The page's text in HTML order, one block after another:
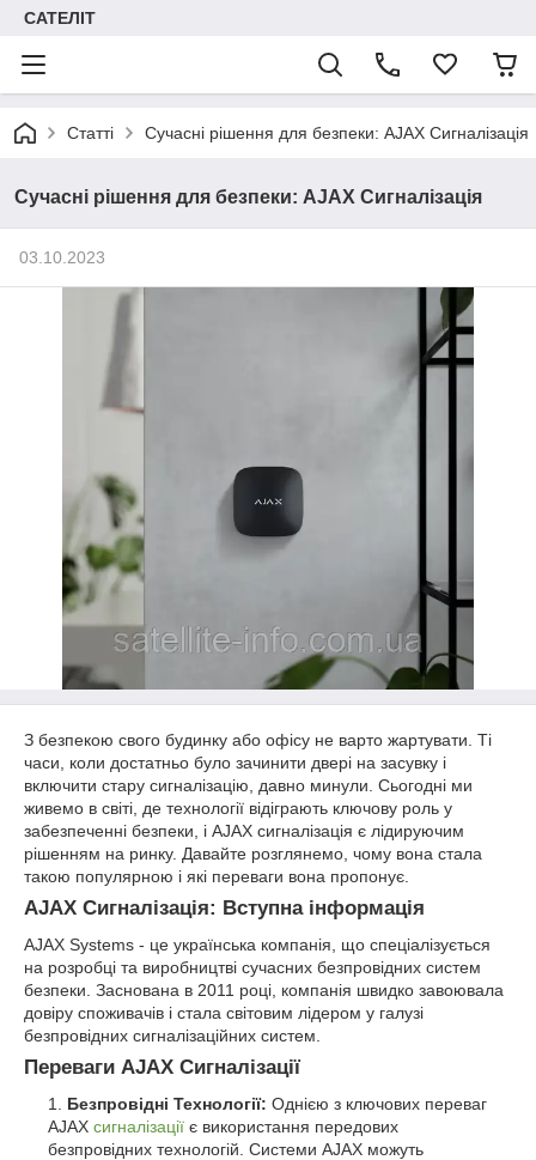
САТЕЛІТ
Статті Сучасні рішення для безпеки: AJAX Сигналізація
Сучасні рішення для безпеки: AJAX Сигналізація
03.10.2023
З безпекою свого будинку або офісу не варто жартувати. Ті
часи, коли достатньо було зачинити двері на засувку і
включити стару сигналізацію, давно минули. Сьогодні ми
живемо в світі, де технології відіграють ключову роль у
забезпеченні безпеки, і AJAX сигналізація є лідируючим
рішенням на ринку. Давайте розглянемо, чому вона стала
такою популярною і які переваги вона пропонує.
AJAX Сигналізація: Вступна інформація
AJAX Systems - це українська компанія, що спеціалізується
на розробці та виробництві сучасних безпровідних систем
безпеки. Заснована в 2011 році, компанія швидко завоювала
довіру споживачів і стала світовим лідером у галузі
безпровідних сигналізаційних систем.
Переваги AJAX Сигналізації
Безпровідні Технології: Однією з ключових переваг
AJAX сигналізації є використання передових
безпровідних технологій. Системи AJAX можуть